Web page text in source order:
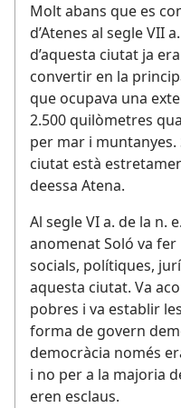
Molt abans que es
d’Atenes al segle VII
d’aquesta ciutat ja
convertir en la
que ocupava una
2.500 quilòmetres
per mar i muntanyes.
ciutat està
deessa Atena.
Al segle VI a. de la n.
anomenat Soló va
socials, polítiques,
aquesta ciutat. Va
pobres i va establir
forma de govern
democràcia només
i no per a la majoria
eren esclaus.